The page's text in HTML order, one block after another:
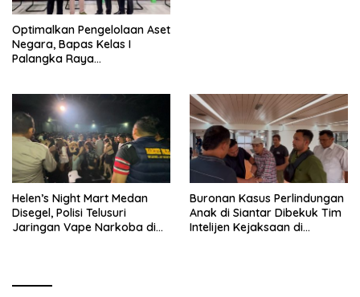
Optimalkan Pengelolaan Aset
Negara, Bapas Kelas I
Palangka Raya
Helen’s Night Mart Medan
Disegel, Polisi Telusuri
Jaringan Vape Narkoba di
Buronan Kasus Perlindungan
Anak di Siantar Dibekuk Tim
Intelijen Kejaksaan di